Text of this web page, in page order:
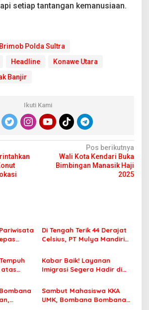
setiap tantangan kemanusiaan.
Brimob Polda Sultra
Headline
Konawe Utara
Banjir
Ikuti Kami
Pos berikutnya
Wali Kota Kendari Buka
Bimbingan Manasik Haji
2025
Di Tengah Terik 44 Derajat
Celsius, PT Mulya Mandiri
Jamaah Tetap Sehat dan
Nyaman Beribadah
atas
II
Kabar Baik! Layanan
Imigrasi Segera Hadir di
Perlu Lagi ke Kendari
Sambut Mahasiswa KKA
UMK, Bombana Bombana